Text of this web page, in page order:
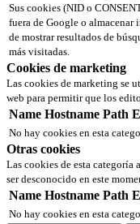
Sus cookies (NID o
fuera de Google o
de mostrar resultados de
más visitadas.
Cookies de marketing
Las cookies de marketing se
web para permitir que los
Name Hostname Path
No hay cookies en esta
Otras cookies
Las cookies de esta categoría
ser desconocido en este
Name Hostname Path
No hay cookies en esta